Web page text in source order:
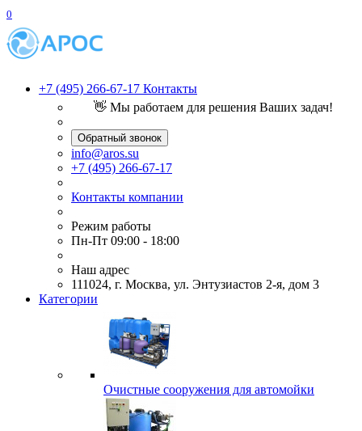
0
+7 (495) 266-67-17 Контакты
👋 Мы работаем для решения Ваших задач!
Обратный звонок
info@aros.su
+7 (495) 266-67-17
Контакты компании
Режим работы
Пн-Пт 09:00 - 18:00
Наш адрес
111024, г. Москва, ул. Энтузиастов 2-я, дом 3
Категории
Очистные сооружения для автомойки